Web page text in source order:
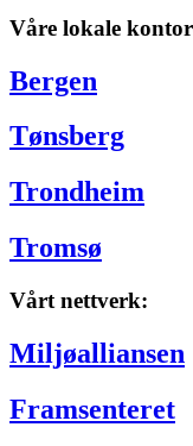
Våre lokale
Bergen
Tønsberg
Trondheim
Tromsø
Vårt nettverk:
Miljøalliansen
Framsenteret